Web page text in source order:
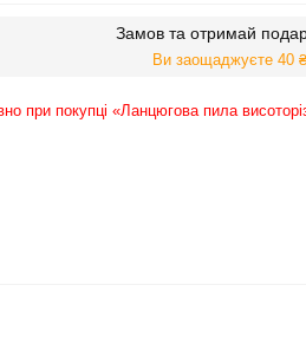
Замов та отримай
Ви заощаджуєте 40 ₴
при покупці «Ланцюгова пила